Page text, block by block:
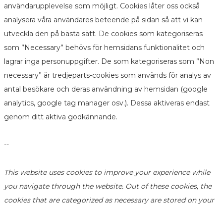
användarupplevelse som möjligt. Cookies låter oss också
analysera våra användares beteende på sidan så att vi kan
utveckla den på bästa sätt. De cookies som kategoriseras
som ”Necessary” behövs för hemsidans funktionalitet och
lagrar inga personuppgifter. De som kategoriseras som ”Non
necessary” är tredjeparts-cookies som används för analys av
antal besökare och deras användning av hemsidan (google
analytics, google tag manager osv.). Dessa aktiveras endast
genom ditt aktiva godkännande.
--
This website uses cookies to improve your experience while
you navigate through the website. Out of these cookies, the
cookies that are categorized as necessary are stored on your